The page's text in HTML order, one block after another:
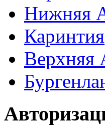
Нижняя
Каринтия
Верхняя